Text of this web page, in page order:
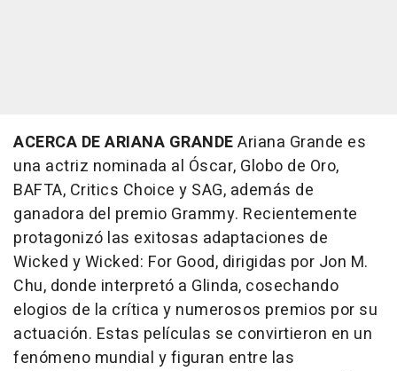
ACERCA DE ARIANA GRANDEAriana Grande es
una actriz nominada al Óscar, Globo de Oro,
BAFTA, Critics Choice y SAG, además de
ganadora del premio Grammy. Recientemente
protagonizó las exitosas adaptaciones de
Wicked y Wicked: For Good, dirigidas por Jon M.
Chu, donde interpretó a Glinda, cosechando
elogios de la crítica y numerosos premios por su
actuación. Estas películas se convirtieron en un
fenómeno mundial y figuran entre las